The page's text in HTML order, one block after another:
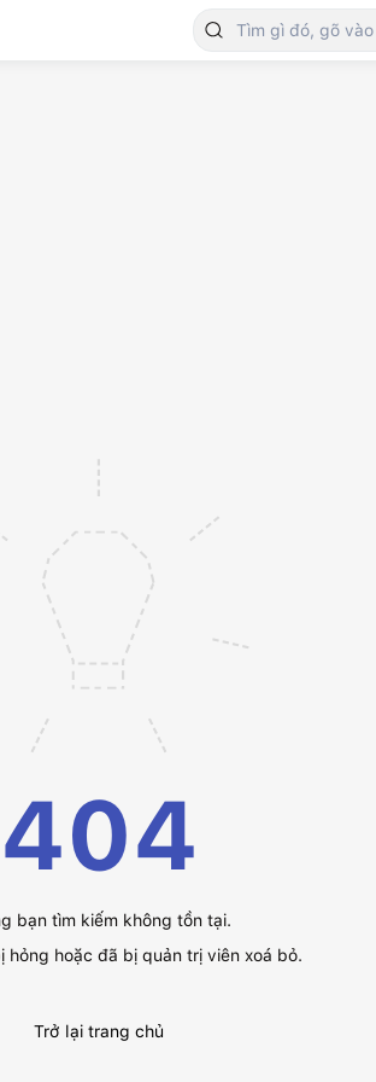
404
bạn tìm kiếm không tồn tại.
hỏng hoặc đã bị quản trị viên xoá bỏ.
Trở lại trang chủ